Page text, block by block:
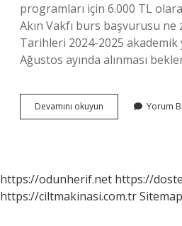
programları için 6.000 TL
Akın Vakfı burs başvurusu ne
Tarihleri ​​2024-2025 akademik
Ağustos ayında alınması
Devamını okuyun
Akın
Veriyor
Yorum
https://odunherif.net https://
https://ciltmakinasi.com.trSitemap